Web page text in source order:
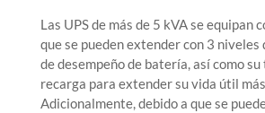
Las UPS de más de 5 kVA se equipan
que se pueden extender con 3
de desempeño de batería, así como
recarga para extender su vida útil
Adicionalmente, debido a que se